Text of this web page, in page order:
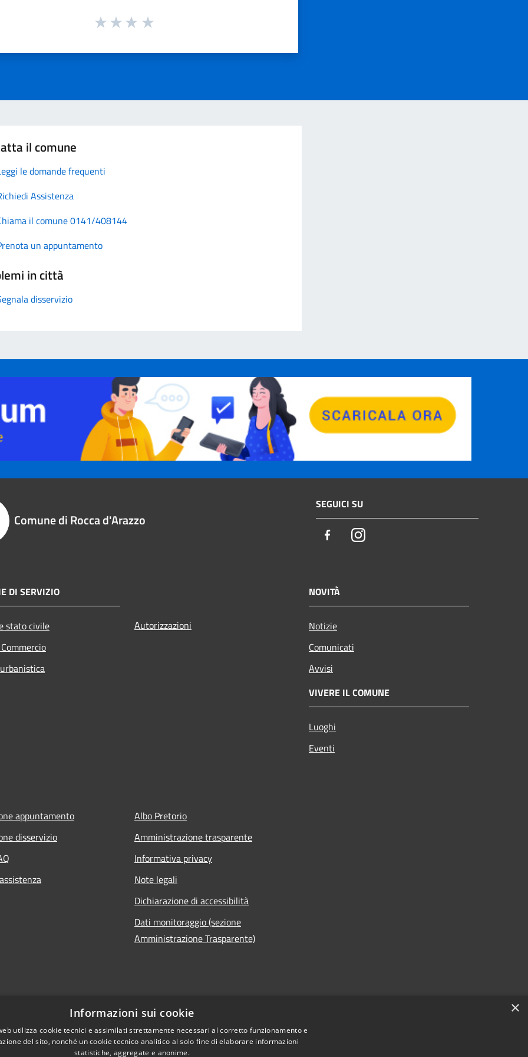
il comune
le domande frequenti
Assistenza
il comune 0141/408144
un appuntamento
in città
disservizio
Comune di Rocca d'Arazzo
SEGUICI SU
FacebookInstagram
DI SERVIZIO
stato civile
Autorizzazioni
NOVITÀ
Notizie
Comunicati
Avvisi
VIVERE IL COMUNE
Luoghi
Eventi
appuntamento
disservizio
Albo Pretorio
Amministrazione trasparente
Informativa privacy
Note legali
Dichiarazione di accessibilità
Dati monitoraggio (sezione
Amministrazione Trasparente)
×
Informazioni sui cookie
utilizza cookie tecnici e assimilati strettamente necessari al corretto funzionamento e
del sito, nonché un cookie tecnico analitico al solo fine di elaborare informazioni
statistiche, aggregate e anonime.